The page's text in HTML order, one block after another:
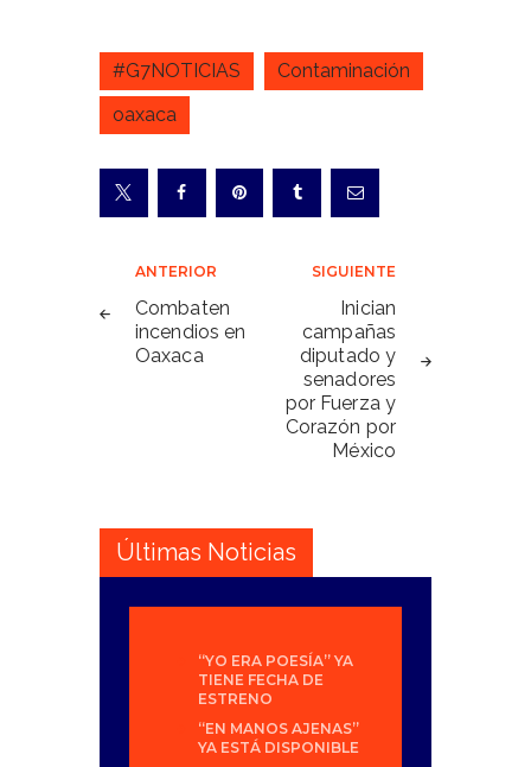
#G7NOTICIAS
Contaminación
oaxaca
Navegación
de
entradas
ANTERIOR
Combaten
incendios en
Oaxaca
SIGUIENTE
Inician
campañas
diputado y
senadores
por Fuerza y
Corazón por
México
Últimas Noticias
“YO ERA POESÍA” YA
TIENE FECHA DE
ESTRENO
“EN MANOS AJENAS”
YA ESTÁ DISPONIBLE